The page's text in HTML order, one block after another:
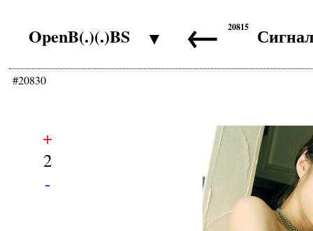
OpenB(.)(.)BS ▼ ← Сигнал
20815
#20830
+
2
-